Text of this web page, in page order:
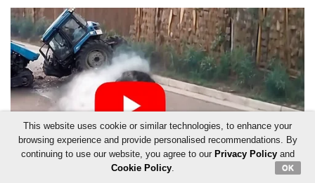
This website uses cookie or similar technologies, to enhance your
browsing experience and provide personalised recommendations. By
continuing to use our website, you agree to our Privacy Policyand
Cookie Policy. OK